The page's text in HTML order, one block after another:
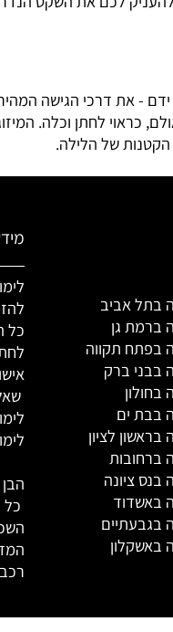
לכם את השקט הנדרש.
- את דרכי הגישה
לחתן וכלה.
של הלילה.
אביב
גן
תקווה
ברק
ים
לציון
ציונה
מידע
להזמין
כל
הבן
כל
רכבי